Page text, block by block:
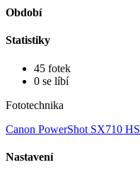
Období
Statistiky
45 fotek
0 se líbí
Fototechnika
Canon PowerShot SX710 HS
Nastavení